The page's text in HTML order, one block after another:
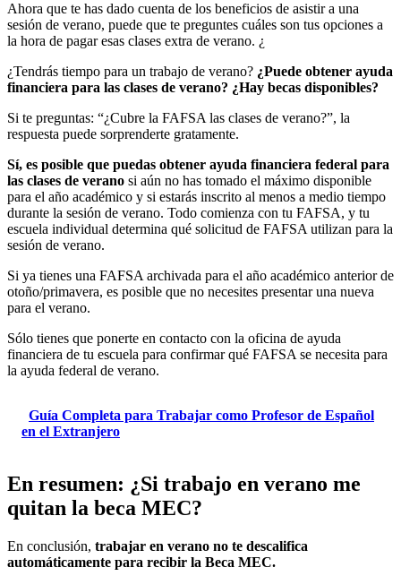
Ahora que te has dado cuenta de los beneficios de asistir a una
sesión de verano, puede que te preguntes cuáles son tus opciones a
la hora de pagar esas clases extra de verano. ¿
¿Tendrás tiempo para un trabajo de verano? ¿Puede obtener ayuda
financiera para las clases de verano? ¿Hay becas disponibles?
Si te preguntas: “¿Cubre la FAFSA las clases de verano?”, la
respuesta puede sorprenderte gratamente.
Sí, es posible que puedas obtener ayuda financiera federal para
las clases de verano si aún no has tomado el máximo disponible
para el año académico y si estarás inscrito al menos a medio tiempo
durante la sesión de verano. Todo comienza con tu FAFSA, y tu
escuela individual determina qué solicitud de FAFSA utilizan para la
sesión de verano.
Si ya tienes una FAFSA archivada para el año académico anterior de
otoño/primavera, es posible que no necesites presentar una nueva
para el verano.
Sólo tienes que ponerte en contacto con la oficina de ayuda
financiera de tu escuela para confirmar qué FAFSA se necesita para
la ayuda federal de verano.
Guía Completa para Trabajar como Profesor de Español
en el Extranjero
En resumen: ¿Si trabajo en verano me
quitan la beca MEC?
En conclusión, trabajar en verano no te descalifica
automáticamente para recibir la Beca MEC.